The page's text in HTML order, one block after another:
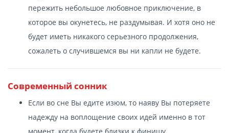
пережить небольшое любовное приключение, в
которое вы окунетесь, не раздумывая. И хотя оно не
будет иметь никакого серьезного продолжения,
сожалеть о случившемся вы ни капли не будете.
Современный сонник
Если во сне Вы едите изюм, то наяву Вы потеряете
надежду на воплощение своих идей именно в тот
момент, когда будете близки к финишу.